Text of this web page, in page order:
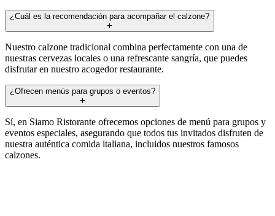
¿Cuál es la recomendación para acompañar el calzone?
Nuestro calzone tradicional combina perfectamente con una de
nuestras cervezas locales o una refrescante sangría, que puedes
disfrutar en nuestro acogedor restaurante.
¿Ofrecen menús para grupos o eventos?
Sí, en Siamo Ristorante ofrecemos opciones de menú para grupos y
eventos especiales, asegurando que todos tus invitados disfruten de
nuestra auténtica comida italiana, incluidos nuestros famosos
calzones.